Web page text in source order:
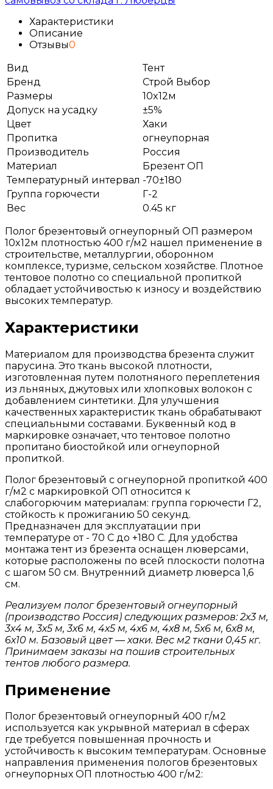
Характеристики
Описание
Отзывы0
Вид
Тент
Бренд
Строй Выбор
Размеры
10x12м
Допуск на усадку
±5%
Цвет
Хаки
Пропитка
огнеупорная
Производитель
Россия
Материал
Брезент ОП
Температурный интервал -70±180
Группа горючести
Г-2
Вес
0.45 кг
Полог брезентовый огнеупорный ОП размером
10x12м плотностью 400 г/м2 нашел применение в
строительстве, металлургии, оборонном
комплексе, туризме, сельском хозяйстве. Плотное
тентовое полотно со специальной пропиткой
обладает устойчивостью к износу и воздействию
высоких температур.
Характеристики
Материалом для производства брезента служит
парусина. Это ткань высокой плотности,
изготовленная путем полотняного переплетения
из льняных, джутовых или хлопковых волокон с
добавлением синтетики. Для улучшения
качественных характеристик ткань обрабатывают
специальными составами. Буквенный код в
маркировке означает, что тентовое полотно
пропитано биостойкой или огнеупорной
пропиткой.
Полог брезентовый с огнеупорной пропиткой 400
г/м2 с маркировкой ОП относится к
слабогорючим материалам: группа горючести Г2,
стойкость к прожиганию 50 секунд.
Предназначен для эксплуатации при
температуре от - 70 С до +180 С. Для удобства
монтажа тент из брезента оснащен люверсами,
которые расположены по всей плоскости полотна
с шагом 50 см. Внутренний диаметр люверса 1,6
см.
Реализуем полог брезентовый огнеупорный
(производство Россия) следующих размеров: 2х3 м,
3х4 м, 3х5 м, 3х6 м, 4х5 м, 4х6 м, 4х8 м, 5х6 м, 6х8 м,
6х10 м. Базовый цвет — хаки. Вес м2 ткани 0,45 кг.
Принимаем заказы на пошив строительных
тентов любого размера.
Применение
Полог брезентовый огнеупорный 400 г/м2
используется как укрывной материал в сферах
где требуется повышенная прочность и
устойчивость к высоким температурам. Основные
направления применения пологов брезентовых
огнеупорных ОП плотностью 400 г/м2: